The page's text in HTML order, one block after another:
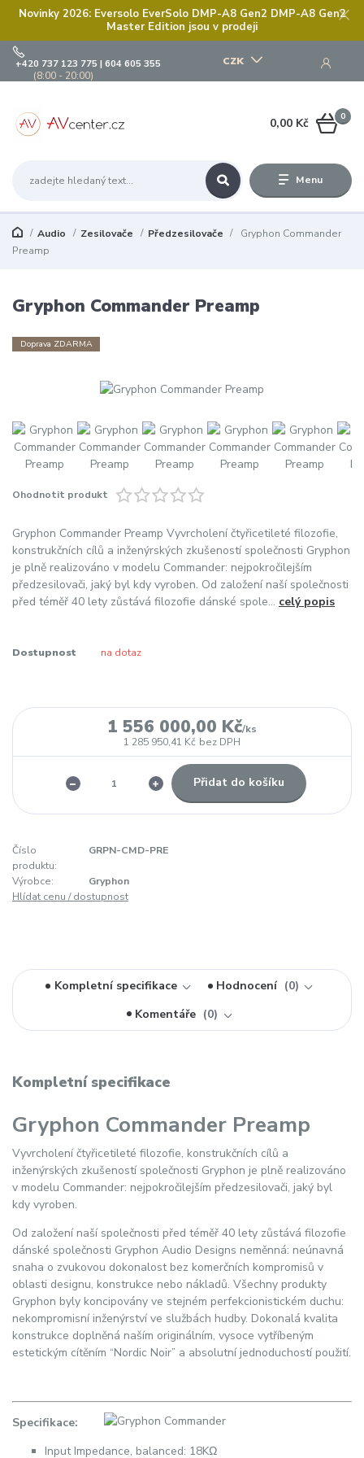
Novinky 2026: Eversolo EverSolo DMP-A8 Gen2 DMP-A8 Gen2
Master Edition jsou v prodeji
Menu
CZK
+420 737 123 775 | 604 605 355
(8:00 - 20:00)
0
0,00 Kč
Audio Zesilovače Předzesilovače
Gryphon Commander
Preamp
Gryphon Commander Preamp
Doprava ZDARMA
Ohodnotit produkt
Gryphon Commander Preamp Vyvrcholení čtyřicetileté filozofie,
konstrukčních cílů a inženýrských zkušeností společnosti Gryphon
je plně realizováno v modelu Commander: nejpokročilejším
předzesilovači, jaký byl kdy vyroben. Od založení naší společnosti
před téměř 40 lety zůstává filozofie dánské spole... celý popis
Dostupnost na dotaz
1 556 000,00 Kč/ks
1 285 950,41 Kč bez DPH
Přidat do košíku
Číslo
produktu:
GRPN-CMD-PRE
Výrobce:
Gryphon
Hlídat cenu / dostupnost
Kompletní specifikace Hodnocení
0
Komentáře
0
Kompletní specifikace
Gryphon Commander Preamp
Vyvrcholení čtyřicetileté filozofie, konstrukčních cílů a
inženýrských zkušeností společnosti Gryphon je plně realizováno
v modelu Commander: nejpokročilejším předzesilovači, jaký byl
kdy vyroben.
Od založení naší společnosti před téměř 40 lety zůstává filozofie
dánské společnosti Gryphon Audio Designs neměnná: neúnavná
snaha o zvukovou dokonalost bez komerčních kompromisů v
oblasti designu, konstrukce nebo nákladů. Všechny produkty
Gryphon byly koncipovány ve stejném perfekcionistickém duchu:
nekompromisní inženýrství ve službách hudby. Dokonalá kvalita
konstrukce doplněná naším originálním, vysoce vytříbeným
estetickým cítěním “Nordic Noir” a absolutní jednoduchostí použití.
Specifikace:
Input Impedance, balanced: 18KΩ